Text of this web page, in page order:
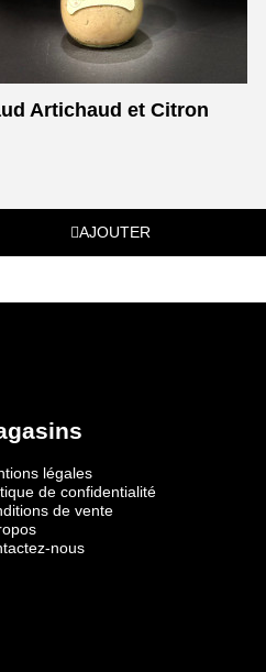
Artichaud et Citron
AJOUTER
légales
de confidentialité
de vente
nous